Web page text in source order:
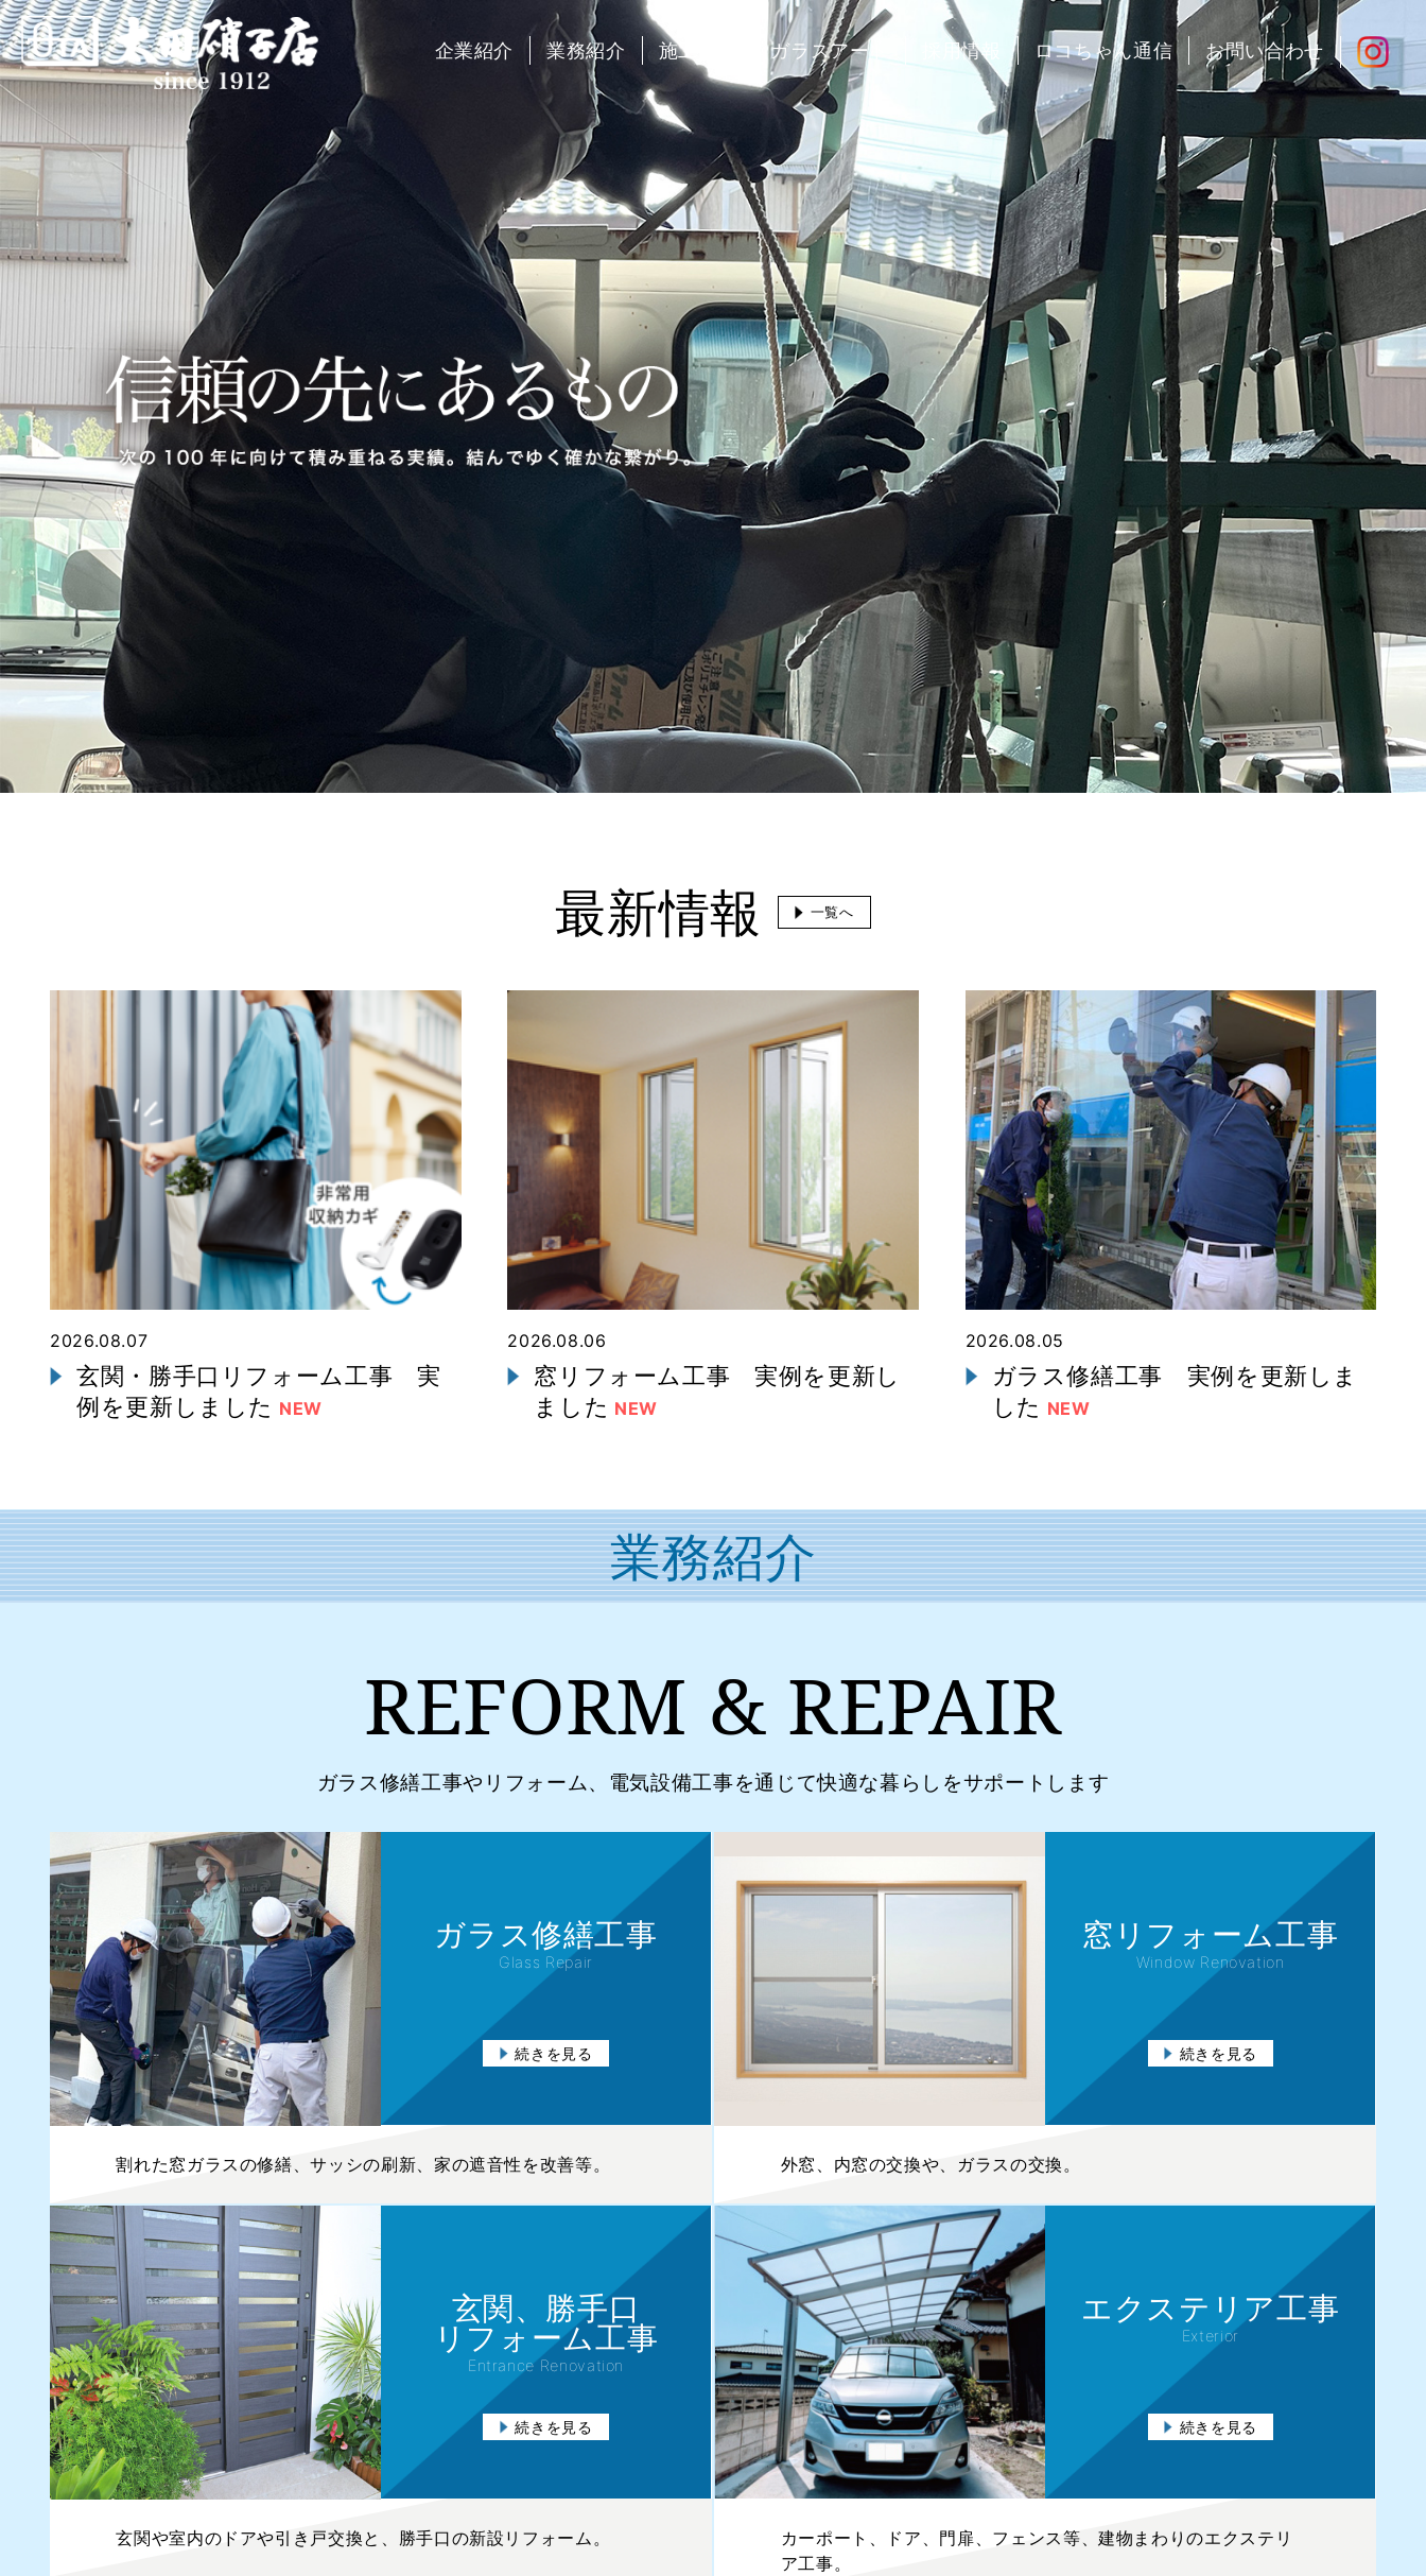
このページの本文へ
企業紹介 業務紹介 施工実例 ガラスアート 採用情報 ロコちゃん通信 お問い合わせ
最新情報 一覧へ
2026.08.07
玄関・勝手口リフォーム工事 実
例を更新しました NEW
2026.08.06
窓リフォーム工事 実例を更新し
ました NEW
2026.08.05
ガラス修繕工事 実例を更新しま
した NEW
業務紹介
REFORM & REPAIR
ガラス修繕工事やリフォーム、電気設備工事を通じて快適な暮らしをサポートします
ガラス修繕工事
Glass Repair
続きを見る
割れた窓ガラスの修繕、サッシの刷新、家の遮音性を改善等。
窓リフォーム工事
Window Renovation
続きを見る
外窓、内窓の交換や、ガラスの交換。
玄関、勝手口
リフォーム工事
Entrance Renovation
続きを見る
玄関や室内のドアや引き戸交換と、勝手口の新設リフォーム。
エクステリア工事
Exterior
続きを見る
カーポート、ドア、門扉、フェンス等、建物まわりのエクステリ
ア工事。